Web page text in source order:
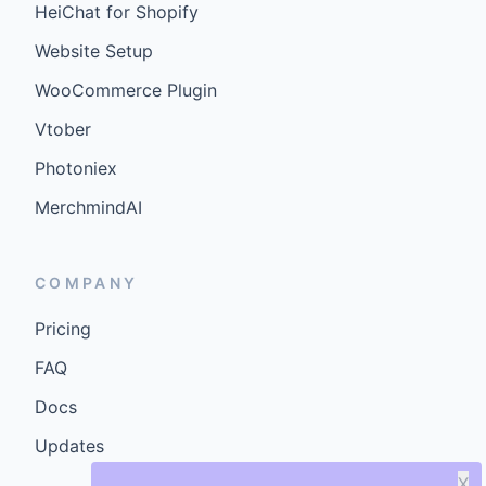
HeiChat for Shopify
Website Setup
WooCommerce Plugin
Vtober
Photoniex
MerchmindAI
COMPANY
Pricing
FAQ
Docs
Updates